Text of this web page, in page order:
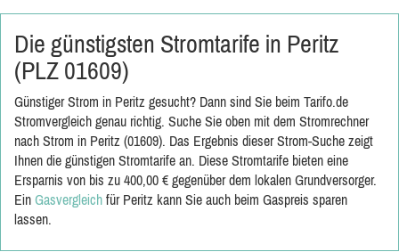
Die günstigsten Stromtarife in Peritz
(PLZ 01609)
Günstiger Strom in Peritz gesucht? Dann sind Sie beim Tarifo.de
Stromvergleich genau richtig. Suche Sie oben mit dem Stromrechner
nach Strom in Peritz (01609). Das Ergebnis dieser Strom-Suche zeigt
Ihnen die günstigen Stromtarife an. Diese Stromtarife bieten eine
Ersparnis von bis zu 400,00 € gegenüber dem lokalen Grundversorger.
Ein Gasvergleich für Peritz kann Sie auch beim Gaspreis sparen
lassen.